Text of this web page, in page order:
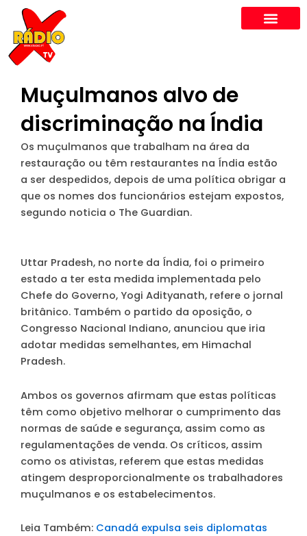
content
Muçulmanos alvo de
discriminação na Índia
Os muçulmanos que trabalham na área da
restauração ou têm restaurantes na Índia estão
a ser despedidos, depois de uma política obrigar a
que os nomes dos funcionários estejam expostos,
segundo noticia o The Guardian.
Uttar Pradesh, no norte da Índia, foi o primeiro
estado a ter esta medida implementada pelo
Chefe do Governo, Yogi Adityanath, refere o jornal
britânico. Também o partido da oposição, o
Congresso Nacional Indiano, anunciou que iria
adotar medidas semelhantes, em Himachal
Pradesh.
Ambos os governos afirmam que estas políticas
têm como objetivo melhorar o cumprimento das
normas de saúde e segurança, assim como as
regulamentações de venda. Os críticos, assim
como os ativistas, referem que estas medidas
atingem desproporcionalmente os trabalhadores
muçulmanos e os estabelecimentos.
Leia Também: Canadá expulsa seis diplomatas